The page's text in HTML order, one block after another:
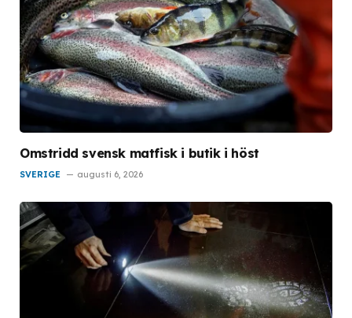
Omstridd svensk matfisk i butik i höst
SVERIGE augusti 6, 2026